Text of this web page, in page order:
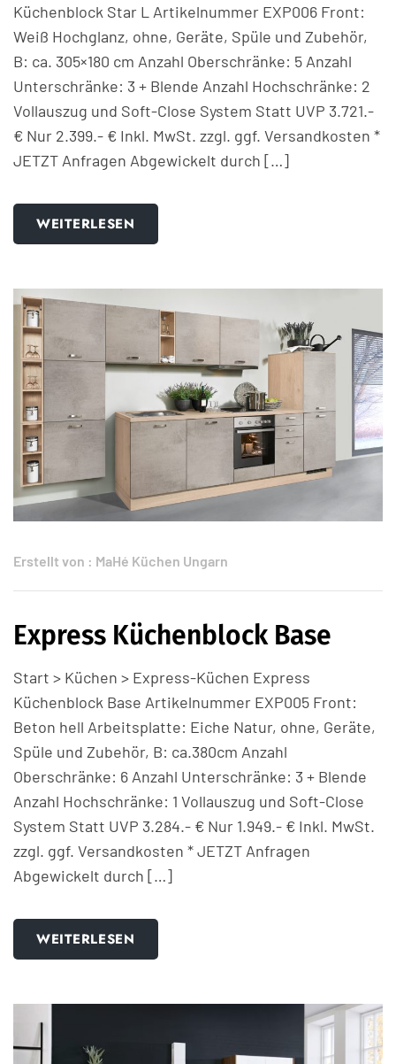
Küchenblock Star L Artikelnummer EXP006 Front:
Weiß Hochglanz, ohne, Geräte, Spüle und Zubehör,
B: ca. 305×180 cm Anzahl Oberschränke: 5 Anzahl
Unterschränke: 3 + Blende Anzahl Hochschränke: 2
Vollauszug und Soft-Close System Statt UVP 3.721.-
€ Nur 2.399.- € Inkl. MwSt. zzgl. ggf. Versandkosten *
JETZT Anfragen Abgewickelt durch […]
WEITERLESEN
Erstellt von : MaHé Küchen Ungarn
Express Küchenblock Base
Start > Küchen > Express-Küchen Express
Küchenblock Base Artikelnummer EXP005 Front:
Beton hell Arbeitsplatte: Eiche Natur, ohne, Geräte,
Spüle und Zubehör, B: ca.380cm Anzahl
Oberschränke: 6 Anzahl Unterschränke: 3 + Blende
Anzahl Hochschränke: 1 Vollauszug und Soft-Close
System Statt UVP 3.284.- € Nur 1.949.- € Inkl. MwSt.
zzgl. ggf. Versandkosten * JETZT Anfragen
Abgewickelt durch […]
WEITERLESEN